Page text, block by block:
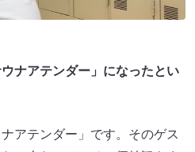
アテンダー」になったとい
アテンダー」です。そのゲス